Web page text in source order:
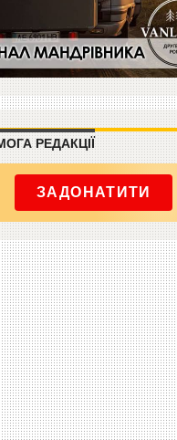
РЕДАКЦІЇ
ЗАДОНАТИТИ